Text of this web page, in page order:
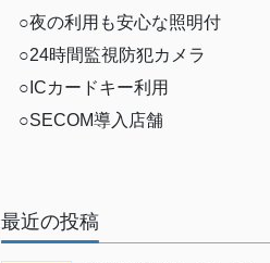
○夜の利用も安心な照明付
○24時間監視防犯カメラ
○ICカードキー利用
○SECOM導入店舗
最近の投稿